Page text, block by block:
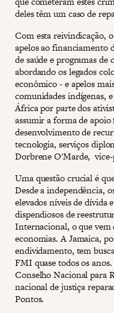
deles têm um caso de
Com esta reivindicação,
apelos ao financiamento
de saúde e programas de
abordando os legados
econômico - e apelos
comunidades indígenas,
África por parte dos
assumir a forma de
desenvolvimento de
tecnologia, serviços
Dorbrene O'Marde, vice-
Uma questão crucial é
Desde a independência,
elevados níveis de dívida
dispendiosos de
Internacional, o que vem
economias. A Jamaica,
endividamento, tem
FMI quase todos os
Conselho Nacional para
nacional de justiça
Pontos.